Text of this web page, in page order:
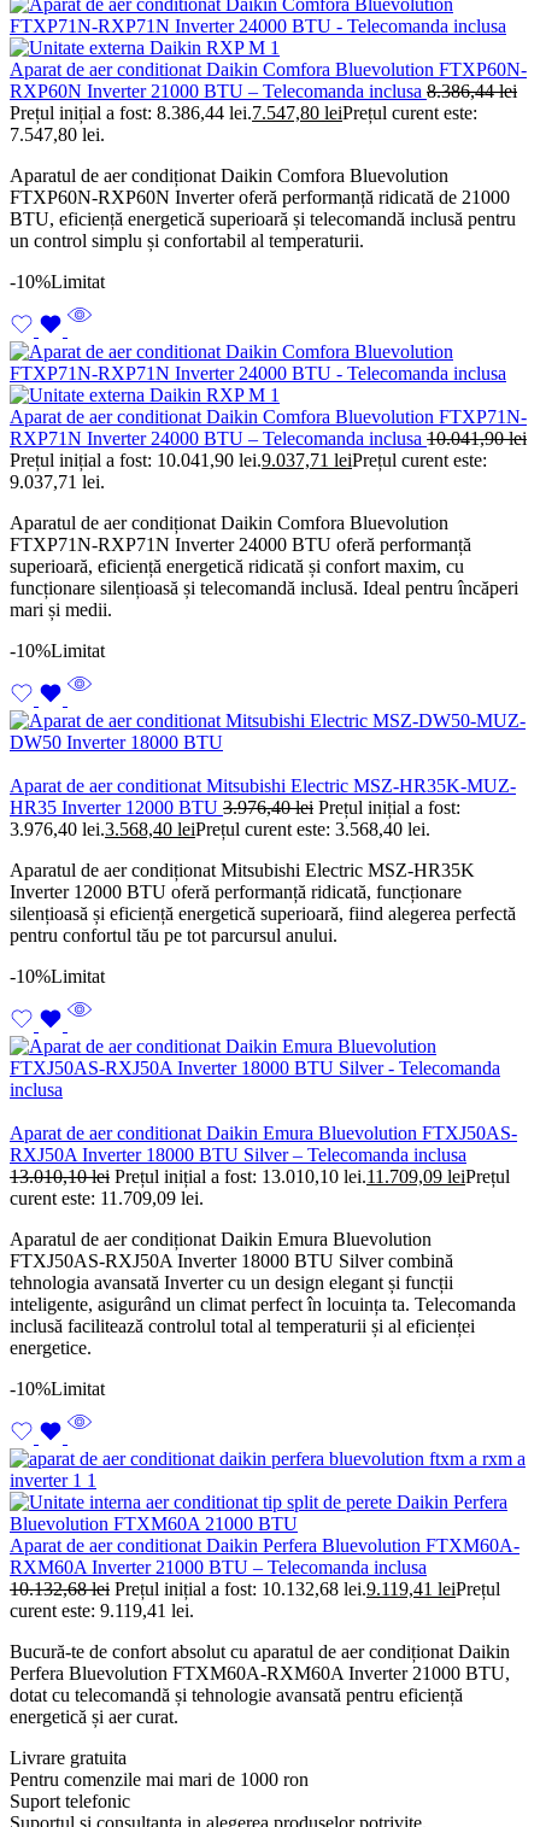
Aparat de aer conditionat Daikin Comfora Bluevolution FTXP60N-
RXP60N Inverter 21000 BTU – Telecomanda inclusa 8.386,44lei
Prețul inițial a fost: 8.386,44 lei.7.547,80 leiPrețul curent este:
7.547,80 lei.
Aparatul de aer condiționat Daikin Comfora Bluevolution
FTXP60N-RXP60N Inverter oferă performanță ridicată de 21000
BTU, eficiență energetică superioară și telecomandă inclusă pentru
un control simplu și confortabil al temperaturii.
-10%Limitat
Aparat de aer conditionat Daikin Comfora Bluevolution FTXP71N-
RXP71N Inverter 24000 BTU – Telecomanda inclusa 10.041,90lei
Prețul inițial a fost: 10.041,90 lei.9.037,71 leiPrețul curent este:
9.037,71 lei.
Aparatul de aer condiționat Daikin Comfora Bluevolution
FTXP71N-RXP71N Inverter 24000 BTU oferă performanță
superioară, eficiență energetică ridicată și confort maxim, cu
funcționare silențioasă și telecomandă inclusă. Ideal pentru încăperi
mari și medii.
-10%Limitat
Aparat de aer conditionat Mitsubishi Electric MSZ-HR35K-MUZ-
HR35 Inverter 12000 BTU 3.976,40lei Prețul inițial a fost:
3.976,40 lei.3.568,40 leiPrețul curent este: 3.568,40 lei.
Aparatul de aer condiționat Mitsubishi Electric MSZ-HR35K
Inverter 12000 BTU oferă performanță ridicată, funcționare
silențioasă și eficiență energetică superioară, fiind alegerea perfectă
pentru confortul tău pe tot parcursul anului.
-10%Limitat
Aparat de aer conditionat Daikin Emura Bluevolution FTXJ50AS-
RXJ50A Inverter 18000 BTU Silver – Telecomanda inclusa
13.010,10lei Prețul inițial a fost: 13.010,10 lei.11.709,09 leiPrețul
curent este: 11.709,09 lei.
Aparatul de aer condiționat Daikin Emura Bluevolution
FTXJ50AS-RXJ50A Inverter 18000 BTU Silver combină
tehnologia avansată Inverter cu un design elegant și funcții
inteligente, asigurând un climat perfect în locuința ta. Telecomanda
inclusă facilitează controlul total al temperaturii și al eficienței
energetice.
-10%Limitat
Aparat de aer conditionat Daikin Perfera Bluevolution FTXM60A-
RXM60A Inverter 21000 BTU – Telecomanda inclusa
10.132,68lei Prețul inițial a fost: 10.132,68 lei.9.119,41 leiPrețul
curent este: 9.119,41 lei.
Bucură-te de confort absolut cu aparatul de aer condiționat Daikin
Perfera Bluevolution FTXM60A-RXM60A Inverter 21000 BTU,
dotat cu telecomandă și tehnologie avansată pentru eficiență
energetică și aer curat.
Livrare gratuita
Pentru comenzile mai mari de 1000 ron
Suport telefonic
Suportul si consultanta in alegerea produselor potrivite.